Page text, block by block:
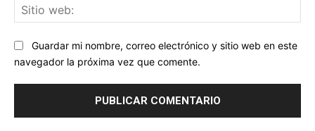
Guardar mi nombre, correo electrónico y sitio web en este
navegador la próxima vez que comente.